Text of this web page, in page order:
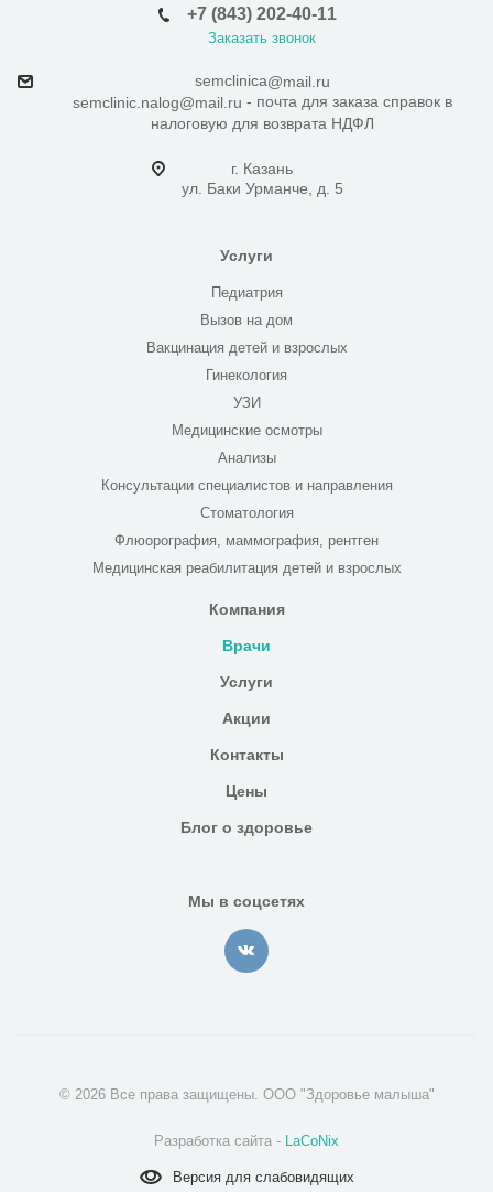
+7 (843) 202-40-11
Заказать звонок
semclinica@mail.ru
semclinic.nalog@mail.ru - почта для заказа справок в
налоговую для возврата НДФЛ
г. Казань
ул. Баки Урманче, д. 5
Услуги
Педиатрия
Вызов на дом
Вакцинация детей и взрослых
Гинекология
УЗИ
Медицинские осмотры
Анализы
Консультации специалистов и направления
Стоматология
Флюорография, маммография, рентген
Медицинская реабилитация детей и взрослых
Компания
Врачи
Услуги
Акции
Контакты
Цены
Блог о здоровье
Мы в соцсетях
© 2026 Все права защищены. ООО "Здоровье малыша"
Разработка сайта - LaCoNix
Версия дляслабовидящих